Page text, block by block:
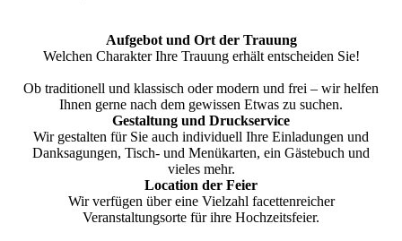
Aufgebot und Ort der Trauung
Welchen Charakter Ihre Trauung erhält entscheiden Sie!
Ob traditionell und klassisch oder modern und frei – wir helfen
Ihnen gerne nach dem gewissen Etwas zu suchen.
Gestaltung und Druckservice
Wir gestalten für Sie auch individuell Ihre Einladungen und
Danksagungen, Tisch- und Menükarten, ein Gästebuch und
vieles mehr.
Location der Feier
Wir verfügen über eine Vielzahl facettenreicher
Veranstaltungsorte für ihre Hochzeitsfeier.